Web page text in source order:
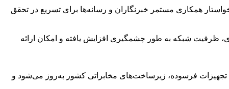
همکاری مستمر خبرنگاران و رسانه‌ها برای تسریع در تحقق
ظرفیت شبکه به طور چشمگیری افزایش یافته و امکان ارائه
فرسوده، زیرساخت‌های مخابراتی کشور به‌روز می‌شود و